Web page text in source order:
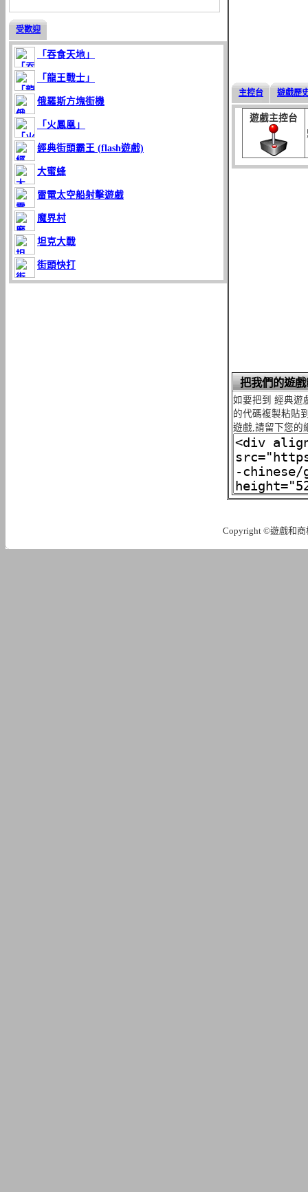
受歡迎
「吞食天地」
「龍王戰士」
俄羅斯方塊街機
「火鳳凰」
經典街頭霸王 (flash遊戲)
大蜜蜂
雷電太空船射擊遊戲
魔界村
坦克大戰
街頭快打
主控台 遊戲歷
遊戲主控台
把我們的遊
如要把到 經典遊
的代碼複製粘貼
遊戲,請留下您的
Copyright ©遊戲和